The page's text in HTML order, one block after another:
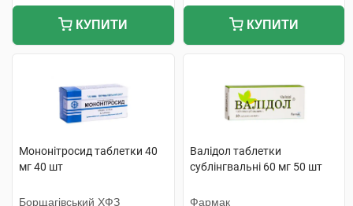
КУПИТИ КУПИТИ
Мононітросид таблетки 40
мг 40 шт
Борщагівський ХФЗ
Валідол таблетки
сублінгвальні 60 мг 50 шт
Фармак